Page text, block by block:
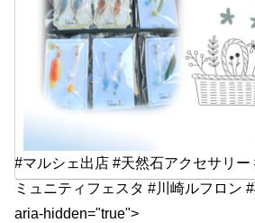
#マルシェ出店 #天然石アクセサリー
ミュニティフェスタ #川崎ルフロン
aria-hidden="true">